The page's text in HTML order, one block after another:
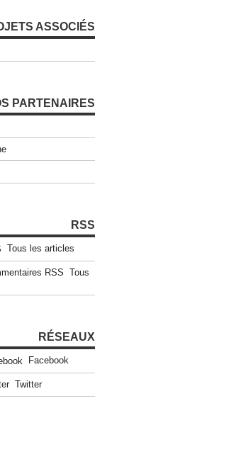
ASSOCIÉS
PARTENAIRES
RSS
Tous les articles
Tous
RÉSEAUX
Facebook
Twitter